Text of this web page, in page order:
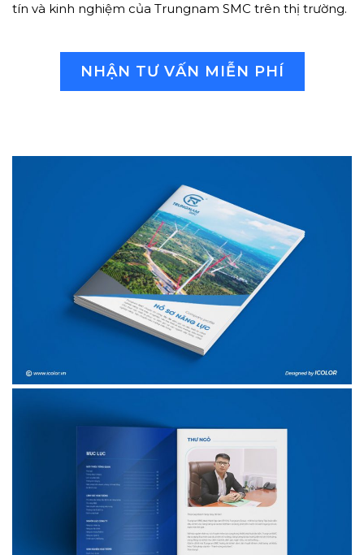
tín và kinh nghiệm của Trungnam SMC trên thị trường.
NHẬN TƯ VẤN MIỄN PHÍ